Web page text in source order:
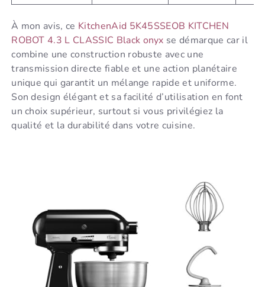
À mon avis, ce KitchenAid 5K45SSEOB KITCHEN
ROBOT 4.3 L CLASSIC Black onyx se démarque car il
combine une construction robuste avec une
transmission directe fiable et une action planétaire
unique qui garantit un mélange rapide et uniforme.
Son design élégant et sa facilité d’utilisation en font
un choix supérieur, surtout si vous privilégiez la
qualité et la durabilité dans votre cuisine.